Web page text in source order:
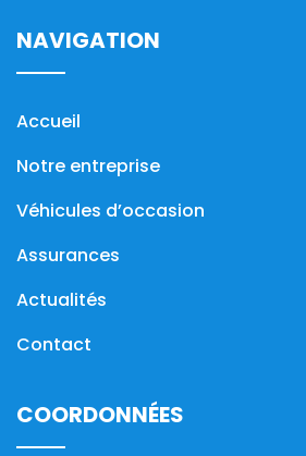
NAVIGATION
Accueil
Notre entreprise
Véhicules d’occasion
Assurances
Actualités
Contact
COORDONNÉES